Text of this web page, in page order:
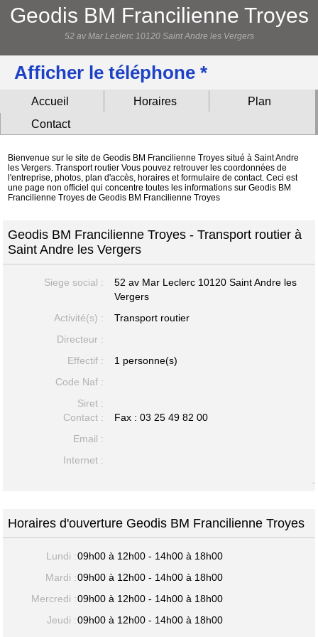
Geodis BM Francilienne Troyes
52 av Mar Leclerc 10120 Saint Andre les Vergers
Afficher le téléphone *
Accueil Horaires
Plan
Contact
Bienvenue sur le site de Geodis BM Francilienne Troyes situé à Saint Andre
les Vergers. Transport routier Vous pouvez retrouver les coordonnées de
l'entreprise, photos, plan d'accès, horaires et formulaire de contact. Ceci est
une page non officiel qui concentre toutes les informations sur Geodis BM
Francilienne Troyes de Geodis BM Francilienne Troyes
Geodis BM Francilienne Troyes - Transport routier à
Saint Andre les Vergers
Siege social : 52 av Mar Leclerc 10120 Saint Andre les
Vergers
Activité(s) :
Transport routier
Directeur :
Effectif :
1 personne(s)
Code Naf :
Siret :
Contact :
Fax : 03 25 49 82 00
Email :
Internet :
-
Horaires d'ouverture Geodis BM Francilienne Troyes
Lundi :09h00 à 12h00 - 14h00 à 18h00
Mardi :09h00 à 12h00 - 14h00 à 18h00
Mercredi :09h00 à 12h00 - 14h00 à 18h00
Jeudi :09h00 à 12h00 - 14h00 à 18h00